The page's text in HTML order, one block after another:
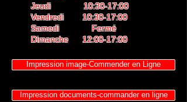
Jeudi 10:30-17:00
Vendredi 10:30-17:00
Samedi Fermé
Dimanche 12:00-17:00
Impression image-Commender en Ligne
Impression documents-commander en ligne